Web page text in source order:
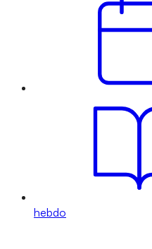
hebdo